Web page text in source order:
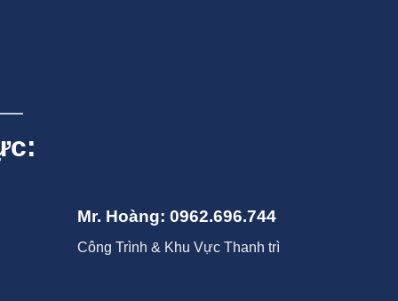
Mr. Hoàng: 0962.696.744
Công Trình & Khu Vực Thanh trì